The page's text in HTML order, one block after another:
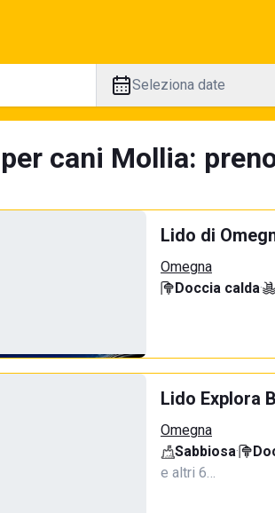
Seleziona date
cani Mollia:
Lido di
Omegna
Doccia calda·
Lido Explora
Omegna
Sabbiosa·
e altri 6…